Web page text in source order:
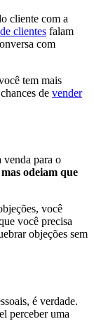
cliente com a
clientes falam
com
tem mais
de vender
venda para o
odeiam que
você
você precisa
objeções sem
é verdade.
perceber uma